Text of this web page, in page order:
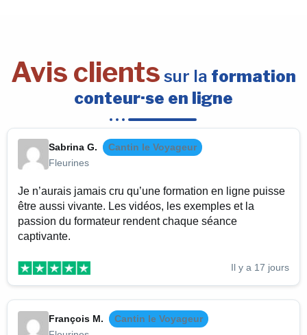
Avis clients sur la formation
conteur·se en ligne
Sabrina G.
Cantin le Voyageur
Fleurines
Je n’aurais jamais cru qu’une formation en ligne puisse
être aussi vivante. Les vidéos, les exemples et la
passion du formateur rendent chaque séance
captivante.
Il y a 17 jours
François M.
Cantin le Voyageur